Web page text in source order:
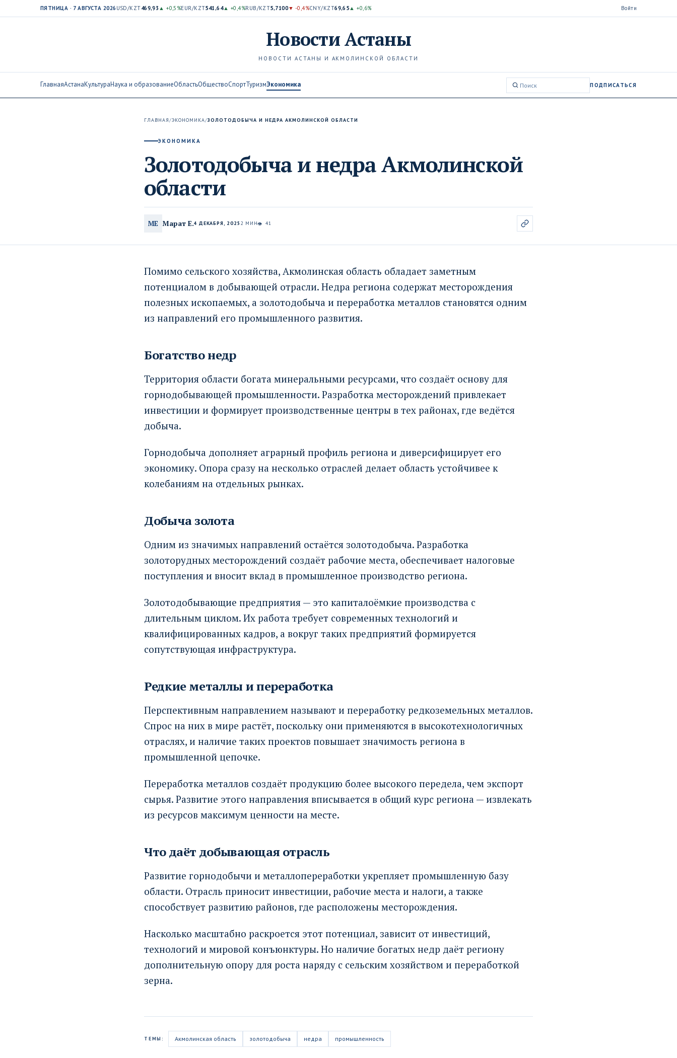
ПЯТНИЦА · 7 АВГУСТА 2026 USD/KZT469,93 ▲ +0,5%EUR/KZT541,64▲ +0,4%RUB/KZT5,7100▼ -0,4%CNY/KZT69,65▲ +0,6% Войти
НовостиАстаны
НОВОСТИ АСТАНЫ И АКМОЛИНСКОЙ ОБЛАСТИ
ГлавнаяАстанаКультураНаука и образованиеОбластьОбществоСпортТуризмЭкономика
Поиск:
ПОДПИСАТЬСЯ
ГЛАВНАЯ/ЭКОНОМИКА/ЗОЛОТОДОБЫЧА И НЕДРА АКМОЛИНСКОЙ ОБЛАСТИ
ЭКОНОМИКА
Золотодобыча и недра Акмолинской
области
МЕ Марат Е.4 ДЕКАБРЯ, 2025 2 МИН👁 41
Помимо сельского хозяйства, Акмолинская область обладает заметным
потенциалом в добывающей отрасли. Недра региона содержат месторождения
полезных ископаемых, а золотодобыча и переработка металлов становятся одним
из направлений его промышленного развития.
Богатство недр
Территория области богата минеральными ресурсами, что создаёт основу для
горнодобывающей промышленности. Разработка месторождений привлекает
инвестиции и формирует производственные центры в тех районах, где ведётся
добыча.
Горнодобыча дополняет аграрный профиль региона и диверсифицирует его
экономику. Опора сразу на несколько отраслей делает область устойчивее к
колебаниям на отдельных рынках.
Добыча золота
Одним из значимых направлений остаётся золотодобыча. Разработка
золоторудных месторождений создаёт рабочие места, обеспечивает налоговые
поступления и вносит вклад в промышленное производство региона.
Золотодобывающие предприятия — это капиталоёмкие производства с
длительным циклом. Их работа требует современных технологий и
квалифицированных кадров, а вокруг таких предприятий формируется
сопутствующая инфраструктура.
Редкие металлы и переработка
Перспективным направлением называют и переработку редкоземельных металлов.
Спрос на них в мире растёт, поскольку они применяются в высокотехнологичных
отраслях, и наличие таких проектов повышает значимость региона в
промышленной цепочке.
Переработка металлов создаёт продукцию более высокого передела, чем экспорт
сырья. Развитие этого направления вписывается в общий курс региона — извлекать
из ресурсов максимум ценности на месте.
Что даёт добывающая отрасль
Развитие горнодобычи и металлопереработки укрепляет промышленную базу
области. Отрасль приносит инвестиции, рабочие места и налоги, а также
способствует развитию районов, где расположены месторождения.
Насколько масштабно раскроется этот потенциал, зависит от инвестиций,
технологий и мировой конъюнктуры. Но наличие богатых недр даёт региону
дополнительную опору для роста наряду с сельским хозяйством и переработкой
зерна.
ТЕМЫ: Акмолинская область золотодобыча недра промышленность